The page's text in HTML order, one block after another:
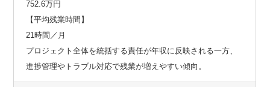
752.6万円
【平均残業時間】
21時間／月
プロジェクト全体を統括する責任が年収に反映される一方、
進捗管理やトラブル対応で残業が増えやすい傾向。